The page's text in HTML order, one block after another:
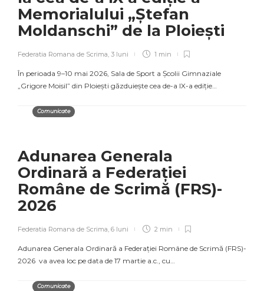
Memorialului „Ștefan
Moldanschi” de la Ploiești
Federatia Romana de Scrima, 3 luni 1 min
În perioada 9–10 mai 2026, Sala de Sport a Școlii Gimnaziale
„Grigore Moisil” din Ploiești găzduiește cea de-a IX-a ediție…
Comunicate
Adunarea Generala
Ordinară a Federației
Române de Scrimă (FRS)-
2026
Federatia Romana de Scrima, 6 luni 2 min
Adunarea Generala Ordinară a Federației Române de Scrimă (FRS)-
2026 va avea loc pe data de 17 martie a.c., cu…
Comunicate